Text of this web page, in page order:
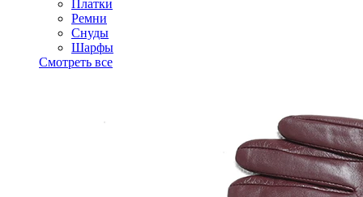
Платки
Ремни
Снуды
Шарфы
Смотреть все